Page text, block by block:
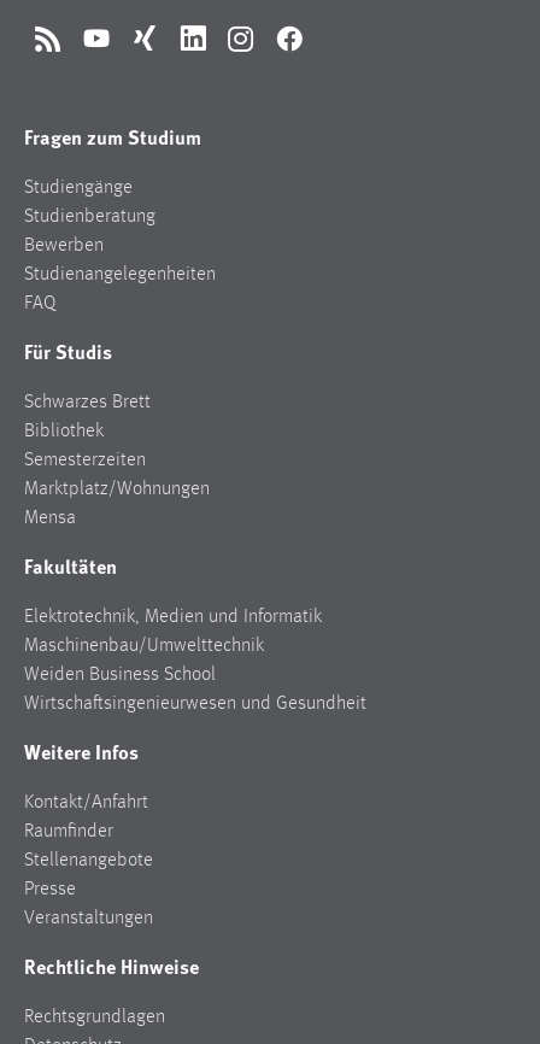
RSS YouTubeXing LinkedInInstagramFacebook
Fragen zum Studium
Studiengänge
Studienberatung
Bewerben
Studienangelegenheiten
FAQ
Für Studis
Schwarzes Brett
Bibliothek
Semesterzeiten
Marktplatz/Wohnungen
Mensa
Fakultäten
Elektrotechnik, Medien und Informatik
Maschinenbau/Umwelttechnik
Weiden Business School
Wirtschaftsingenieurwesen und Gesundheit
Weitere Infos
Kontakt/Anfahrt
Raumfinder
Stellenangebote
Presse
Veranstaltungen
Rechtliche Hinweise
Rechtsgrundlagen
einloggen zu können.
STATISTIK
Statistik Cookies erfassen Informationen anonym.
Diese Informationen helfen uns zu verstehen, wie
Matomo
Name:
_pk_ref, _pk_cvar, _pk_id, _pk_ses
Zweck:
Zugriffsstatistik
Max. 13 Monate
MARKETING
Marketing Cookies werden von Drittanbietern
Sie tun dies, indem sie Besucher über Websites
hinweg verfolgen.
Google Ads
_gcl_au
Anbieter: